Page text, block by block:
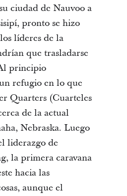
ciudad de Nauvoo a
pronto se hizo
líderes de la
que trasladarse
principio
refugio en lo que
Quarters (Cuarteles
de la actual
Nebraska. Luego
liderazgo de
la primera caravana
hacia las
aunque el